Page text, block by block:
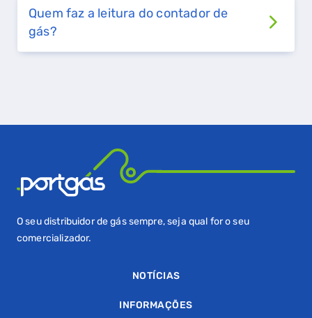
Quem faz a leitura do contador de
gás?
O seu distribuidor de gás sempre, seja qual for o seu
comercializador.
NOTÍCIAS
INFORMAÇÕES
SIMULADOR DE POUPANÇA